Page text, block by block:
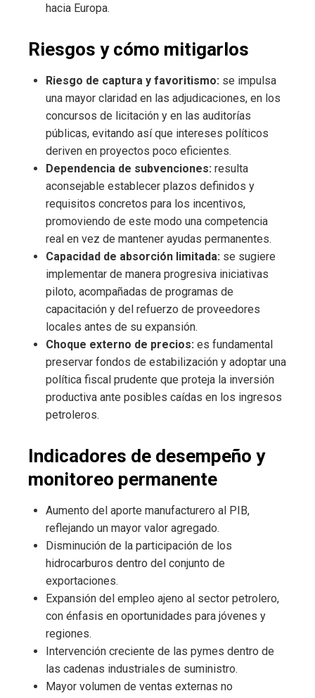
hacia Europa.
Riesgos y cómo mitigarlos
Riesgo de captura y favoritismo: se impulsa
una mayor claridad en las adjudicaciones, en los
concursos de licitación y en las auditorías
públicas, evitando así que intereses políticos
deriven en proyectos poco eficientes.
Dependencia de subvenciones: resulta
aconsejable establecer plazos definidos y
requisitos concretos para los incentivos,
promoviendo de este modo una competencia
real en vez de mantener ayudas permanentes.
Capacidad de absorción limitada: se sugiere
implementar de manera progresiva iniciativas
piloto, acompañadas de programas de
capacitación y del refuerzo de proveedores
locales antes de su expansión.
Choque externo de precios: es fundamental
preservar fondos de estabilización y adoptar una
política fiscal prudente que proteja la inversión
productiva ante posibles caídas en los ingresos
petroleros.
Indicadores de desempeño y
monitoreo permanente
Aumento del aporte manufacturero al PIB,
reflejando un mayor valor agregado.
Disminución de la participación de los
hidrocarburos dentro del conjunto de
exportaciones.
Expansión del empleo ajeno al sector petrolero,
con énfasis en oportunidades para jóvenes y
regiones.
Intervención creciente de las pymes dentro de
las cadenas industriales de suministro.
Mayor volumen de ventas externas no